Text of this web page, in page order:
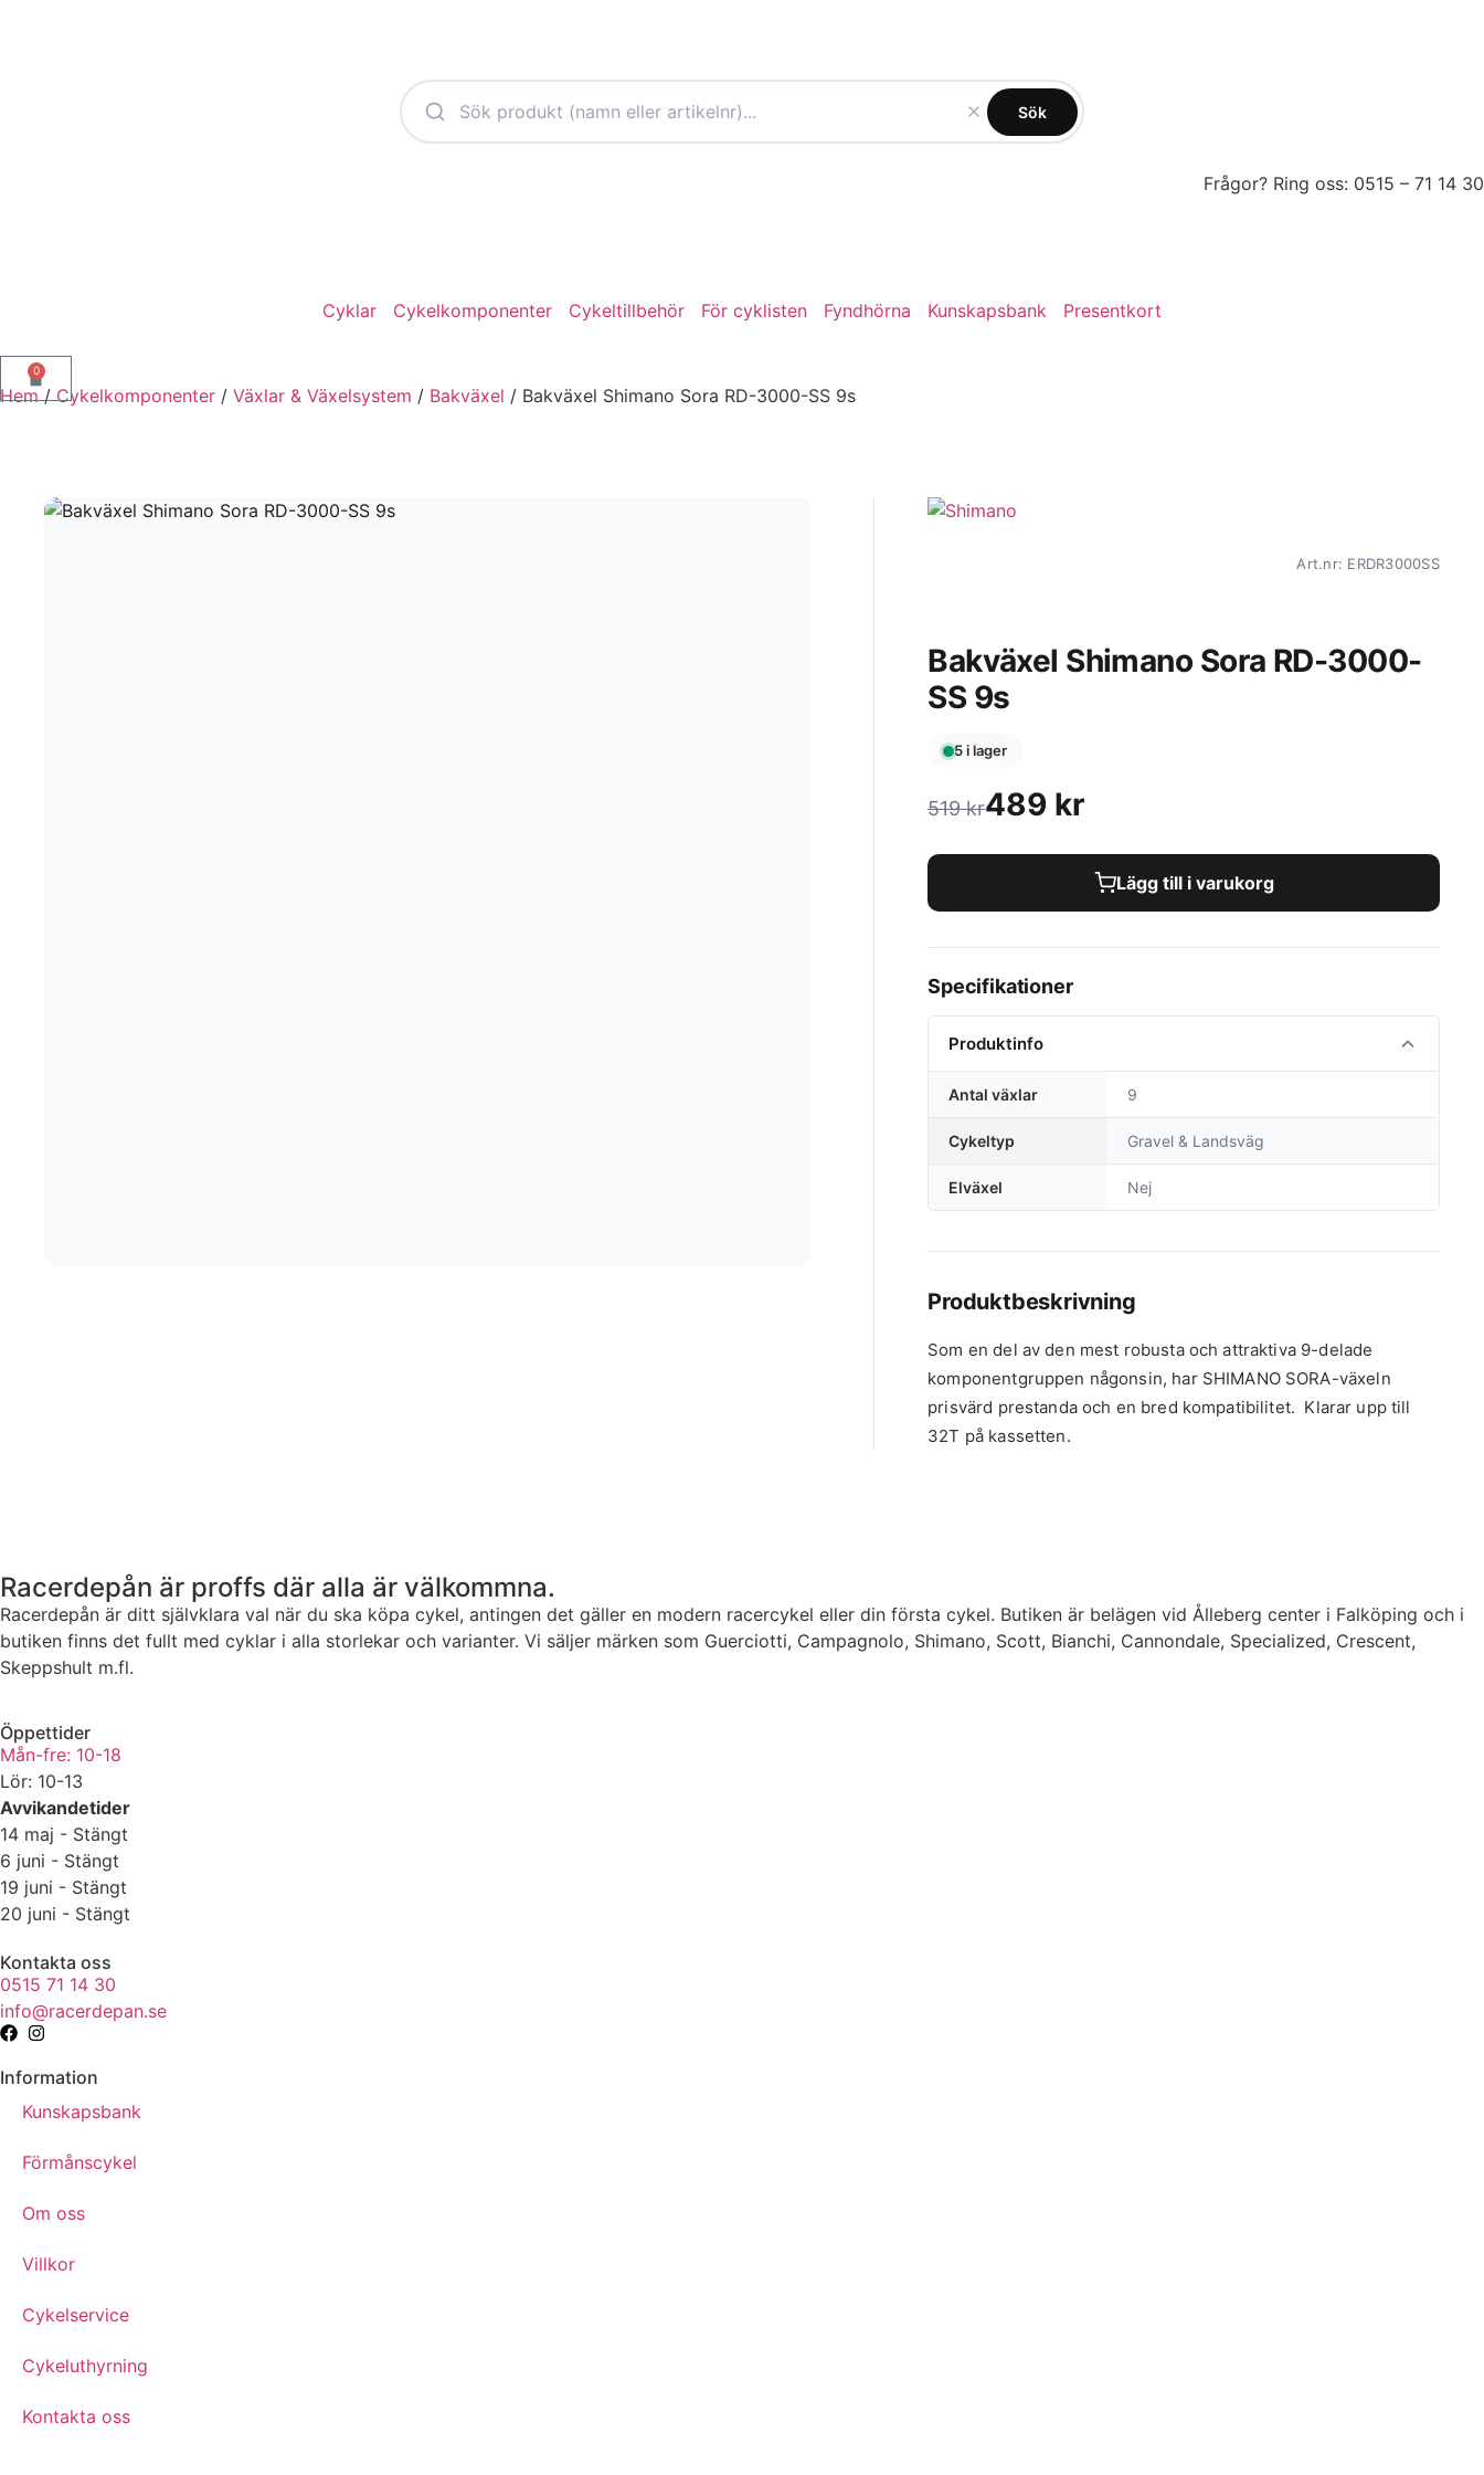
Sök
Frågor? Ring oss: 0515 – 71 14 30
Cyklar Cykelkomponenter Cykeltillbehör För cyklisten Fyndhörna Kunskapsbank Presentkort
0
Hem/Cykelkomponenter / Växlar & Växelsystem / Bakväxel / Bakväxel Shimano Sora RD-3000-SS 9s
Art.nr: ERDR3000SS
Bakväxel Shimano Sora RD-3000-
SS 9s
5 i lager
519kr489 kr
Lägg till i varukorg
Specifikationer
Produktinfo
Antal växlar 9
Cykeltyp Gravel & Landsväg
Elväxel Nej
Produktbeskrivning
Som en del av den mest robusta och attraktiva 9-delade
komponentgruppen någonsin, har SHIMANO SORA-växeln
prisvärd prestanda och en bred kompatibilitet. Klarar upp till
32T på kassetten.
Racerdepån är proffs där alla är välkommna.
Racerdepån är ditt självklara val när du ska köpa cykel, antingen det gäller en modern racercykel eller din första cykel. Butiken är belägen vid Ålleberg center i Falköping och i
butiken finns det fullt med cyklar i alla storlekar och varianter. Vi säljer märken som Guerciotti, Campagnolo, Shimano, Scott, Bianchi, Cannondale, Specialized, Crescent,
Skeppshult m.fl.
Öppettider
Mån-fre: 10-18
Lör: 10-13
Avvikandetider
14 maj - Stängt
6 juni - Stängt
19 juni - Stängt
20 juni - Stängt
Kontakta oss
0515 71 14 30
info@racerdepan.se
Information
Kunskapsbank
Förmånscykel
Om oss
Villkor
Cykelservice
Cykeluthyrning
Kontakta oss